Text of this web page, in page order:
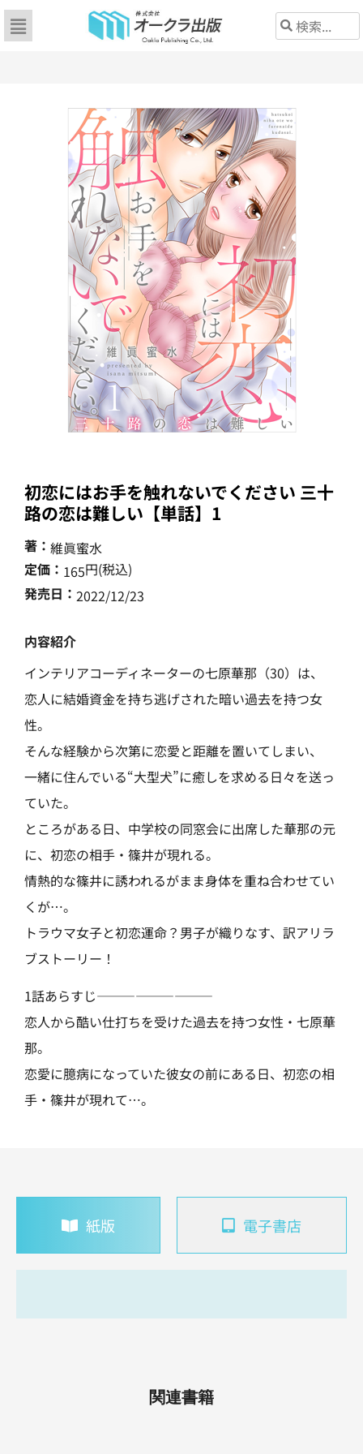
初恋にはお手を触れないでください 三十
路の恋は難しい【単話】1
著： 維眞蜜水
定価： 165円(税込)
発売日： 2022/12/23
内容紹介
インテリアコーディネーターの七原華那（30）は、
恋人に結婚資金を持ち逃げされた暗い過去を持つ女
性。
そんな経験から次第に恋愛と距離を置いてしまい、
一緒に住んでいる“大型犬”に癒しを求める日々を送っ
ていた。
ところがある日、中学校の同窓会に出席した華那の元
に、初恋の相手・篠井が現れる。
情熱的な篠井に誘われるがまま身体を重ね合わせてい
くが…。
トラウマ女子と初恋運命？男子が織りなす、訳アリラ
ブストーリー！
1話あらすじ—————————
恋人から酷い仕打ちを受けた過去を持つ女性・七原華
那。
恋愛に臆病になっていた彼女の前にある日、初恋の相
手・篠井が現れて…。
紙版 電子書店
関連書籍